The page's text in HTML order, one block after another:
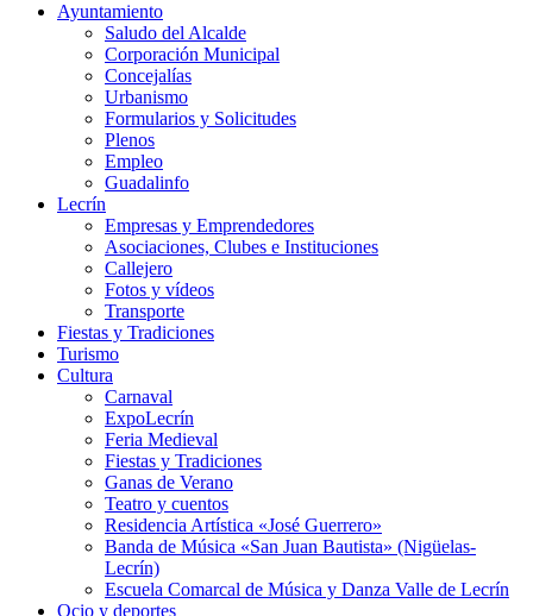
Ayuntamiento
Saludo del Alcalde
Corporación Municipal
Concejalías
Urbanismo
Formularios y Solicitudes
Plenos
Empleo
Guadalinfo
Lecrín
Empresas y Emprendedores
Asociaciones, Clubes e Instituciones
Callejero
Fotos y vídeos
Transporte
Fiestas y Tradiciones
Turismo
Cultura
Carnaval
ExpoLecrín
Feria Medieval
Fiestas y Tradiciones
Ganas de Verano
Teatro y cuentos
Residencia Artística «José Guerrero»
Banda de Música «San Juan Bautista» (Nigüelas-
Lecrín)
Escuela Comarcal de Música y Danza Valle de Lecrín
Ocio y deportes